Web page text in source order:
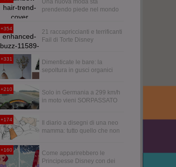
Una nuova moda sta
prendendo piede nel mondo
21 raccapriccianti e terrificanti
Fail di Torte Disney
+354
Dimenticate le bare: la
sepoltura in gusci organici
+331
Solo in Germania a 299 km/h
in moto vieni SORPASSATO
+210
Il diario a disegni di una neo
mamma: tutto quello che non
+174
Come apparirebbero le
Principesse Disney con dei
+160